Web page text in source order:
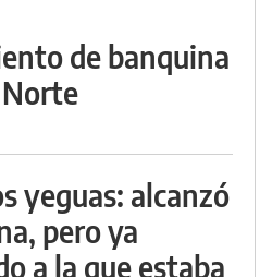
de banquina
yeguas: alcanzó
pero ya
a la que estaba